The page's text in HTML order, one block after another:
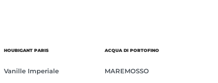
HOUBIGANT PARIS
Vanille Imperiale
ACQUA DI PORTOFINO
MAREMOSSO